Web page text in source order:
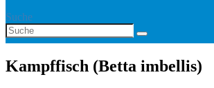
Suche
Kampffisch (Betta imbellis)